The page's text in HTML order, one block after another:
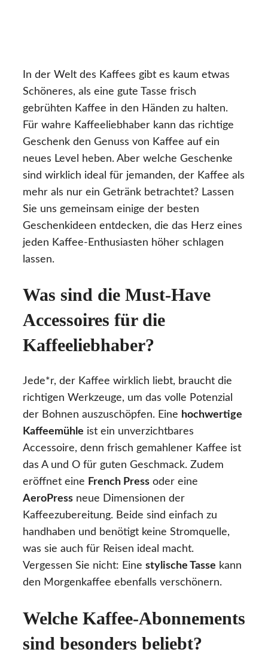
In der Welt des Kaffees gibt es kaum etwas
Schöneres, als eine gute Tasse frisch
gebrühten Kaffee in den Händen zu halten.
Für wahre Kaffeeliebhaber kann das richtige
Geschenk den Genuss von Kaffee auf ein
neues Level heben. Aber welche Geschenke
sind wirklich ideal für jemanden, der Kaffee als
mehr als nur ein Getränk betrachtet? Lassen
Sie uns gemeinsam einige der besten
Geschenkideen entdecken, die das Herz eines
jeden Kaffee-Enthusiasten höher schlagen
lassen.
Was sind die Must-Have
Accessoires für die
Kaffeeliebhaber?
Jede*r, der Kaffee wirklich liebt, braucht die
richtigen Werkzeuge, um das volle Potenzial
der Bohnen auszuschöpfen. Eine hochwertige
Kaffeemühle ist ein unverzichtbares
Accessoire, denn frisch gemahlener Kaffee ist
das A und O für guten Geschmack. Zudem
eröffnet eine French Press oder eine
AeroPress neue Dimensionen der
Kaffeezubereitung. Beide sind einfach zu
handhaben und benötigt keine Stromquelle,
was sie auch für Reisen ideal macht.
Vergessen Sie nicht: Eine stylische Tasse kann
den Morgenkaffee ebenfalls verschönern.
Welche Kaffee-Abonnements
sind besonders beliebt?